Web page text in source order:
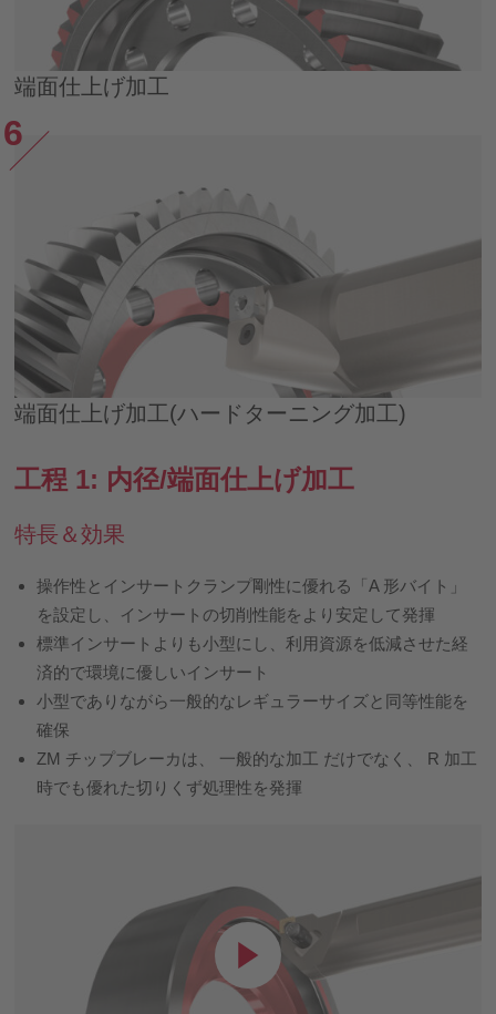
端面仕上げ加工
端面仕上げ加工(ハードターニング加工)
工程 1: 内径/端面仕上げ加工
特長＆効果
操作性とインサートクランプ剛性に優れる「A 形バイト」
を設定し、インサートの切削性能をより安定して発揮
標準インサートよりも小型にし、利用資源を低減させた経
済的で環境に優しいインサート
小型でありながら一般的なレギュラーサイズと同等性能を
確保
ZM チップブレーカは、 一般的な加工 だけでなく、 R 加工
時でも優れた切りくず処理性を発揮